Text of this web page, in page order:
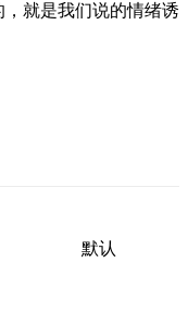
就是我们说的情绪诱
默认